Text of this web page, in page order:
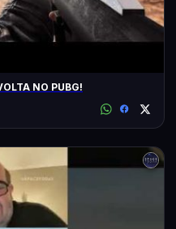
NO PUBG!